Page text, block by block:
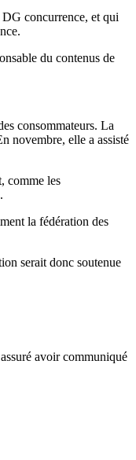
concurrence, et qui
du contenus de
consommateurs. La
novembre, elle a assisté
comme les
la fédération des
serait donc soutenue
avoir communiqué